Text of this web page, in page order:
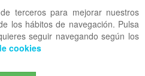
terceros para mejorar nuestros
los hábitos de navegación. Pulsa
seguir navegando según los
cookies